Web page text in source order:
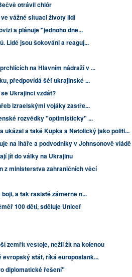
otrávil chlór
vážné situaci životy lidí
a plánuje "jednoho dne...
Lidé jsou šokováni a reaguj...
na Hlavním nádraží v ...
předpovídá šéf ukrajinské ...
Ukrajinci vzdát?
izraelskými vojáky zastře...
rozvědky "optimisticky" ...
ukázal a také Kupka a Netolický jako politi...
na lháře a podvodníky v Johnsonově vládě
jít do války na Ukrajinu
z ministerstva zahraničních věcí
a tak rasisté záměrně n...
100 dětí, sděluje Unicef
zemřít vestoje, nežli žít na kolenou
evropský stát, říká europoslank...
diplomatické řešení"